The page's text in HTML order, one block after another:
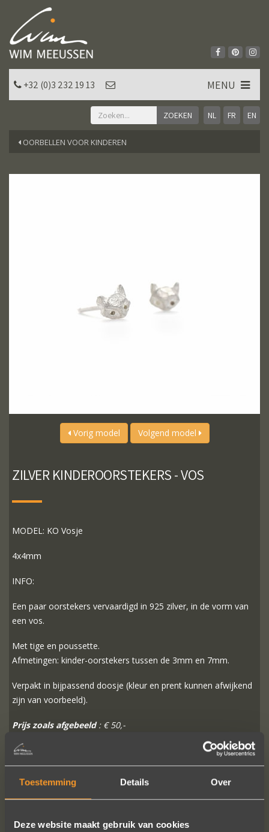
Toestemming Details Over
Deze website maakt gebruik van cookies
NL FR EN
+32 (0)3 232 19 13 MENU
OORBELLEN VOOR KINDEREN
Vorig model Volgend model
ZILVER KINDEROORSTEKERS - VOS
MODEL: KO Vosje
4x4mm
INFO:
Een paar oorstekers vervaardigd in 925 zilver, in de vorm van
een vos.
Met tige en poussette.
Afmetingen: kinder-oorstekers tussen de 3mm en 7mm.
Verpakt in bijpassend doosje (kleur en prent kunnen afwijkend
zijn van voorbeeld).
Prijs zoals afgebeeld: € 50,-